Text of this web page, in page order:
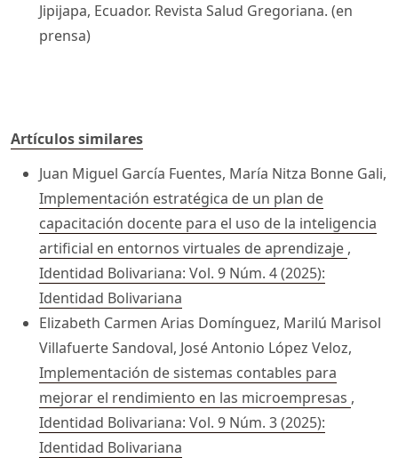
Jipijapa, Ecuador. Revista Salud Gregoriana. (en
prensa)
Artículos similares
Juan Miguel García Fuentes, María Nitza Bonne Gali,
Implementación estratégica de un plan de
capacitación docente para el uso de la inteligencia
artificial en entornos virtuales de aprendizaje ,
Identidad Bolivariana: Vol. 9 Núm. 4 (2025):
Identidad Bolivariana
Elizabeth Carmen Arias Domínguez, Marilú Marisol
Villafuerte Sandoval, José Antonio López Veloz,
Implementación de sistemas contables para
mejorar el rendimiento en las microempresas ,
Identidad Bolivariana: Vol. 9 Núm. 3 (2025):
Identidad Bolivariana